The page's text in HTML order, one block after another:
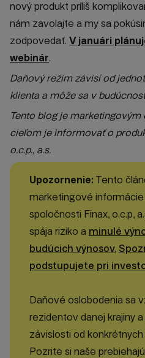
nový produkt príliš
nám zavolajte a my sa
zodpovedať. V januári
webinár.
Daňový režim závisí od
klienta a môže sa v
Tento blog je
cieľom je informovať o
o.c.p., a.s.
Upozornenie: Tento
marketingové
spoločnosti Finax, o.c.p,
spája riziko a minulé
budúcich výnosov.
podstupujete pri
Daňové oslobodenia sa
rezidentov danej krajiny
závislosti od
Pozrite si naše